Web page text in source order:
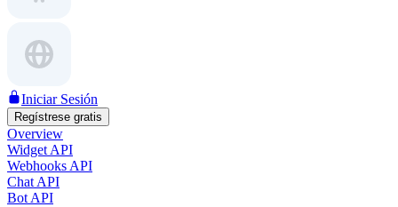
Iniciar Sesión
Regístrese gratis
Overview
Widget API
Webhooks API
Chat API
Bot API